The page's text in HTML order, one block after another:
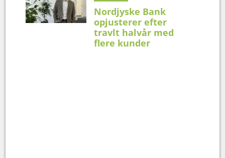
Nordjyske Bank
opjusterer efter
travlt halvår med
flere kunder